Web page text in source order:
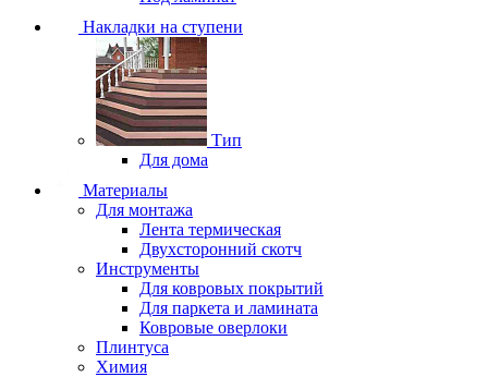
Накладки на ступени
Тип
Для дома
Материалы
Для монтажа
Лента термическая
Двухсторонний скотч
Инструменты
Для ковровых покрытий
Для паркета и ламината
Ковровые оверлоки
Плинтуса
Химия